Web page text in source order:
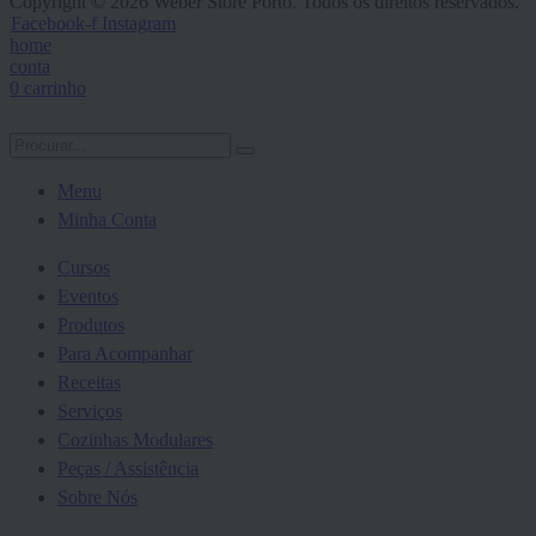
Facebook-f Instagram
home
conta
0 carrinho
Menu
Minha Conta
Cursos
Eventos
Produtos
Para Acompanhar
Receitas
Serviços
Cozinhas Modulares
Peças / Assistência
Sobre Nós